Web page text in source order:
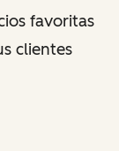
favoritas
clientes